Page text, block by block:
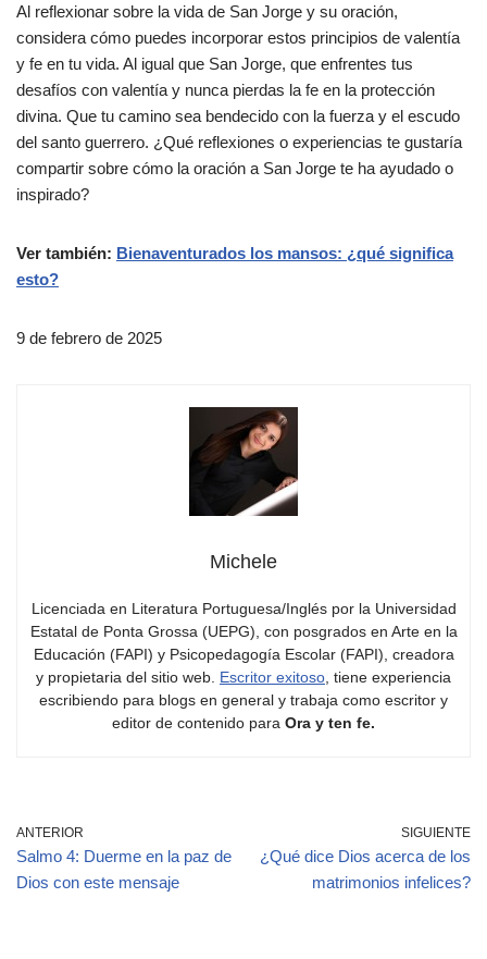
Al reflexionar sobre la vida de San Jorge y su oración,
considera cómo puedes incorporar estos principios de valentía
y fe en tu vida. Al igual que San Jorge, que enfrentes tus
desafíos con valentía y nunca pierdas la fe en la protección
divina. Que tu camino sea bendecido con la fuerza y el escudo
del santo guerrero. ¿Qué reflexiones o experiencias te gustaría
compartir sobre cómo la oración a San Jorge te ha ayudado o
inspirado?
Ver también: Bienaventurados los mansos: ¿qué significa
esto?
9 de febrero de 2025
Michele
Licenciada en Literatura Portuguesa/Inglés por la Universidad
Estatal de Ponta Grossa (UEPG), con posgrados en Arte en la
Educación (FAPI) y Psicopedagogía Escolar (FAPI), creadora
y propietaria del sitio web. Escritor exitoso , tiene experiencia
escribiendo para blogs en general y trabaja como escritor y
editor de contenido para Ora y ten fe.
ANTERIOR
Salmo 4: Duerme en la paz de
Dios con este mensaje
SIGUIENTE
¿Qué dice Dios acerca de los
matrimonios infelices?